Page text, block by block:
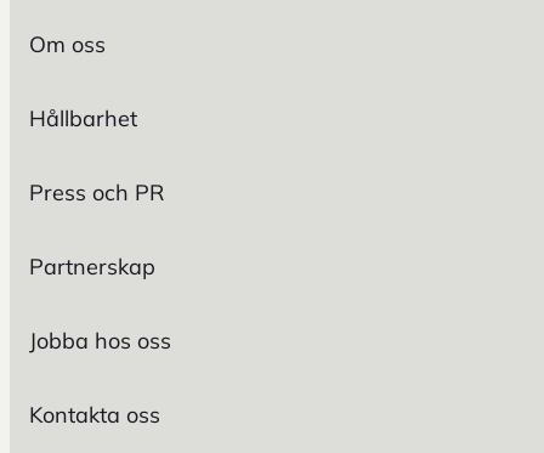
Om oss
Hållbarhet
Press och PR
Partnerskap
Jobba hos oss
Kontakta oss